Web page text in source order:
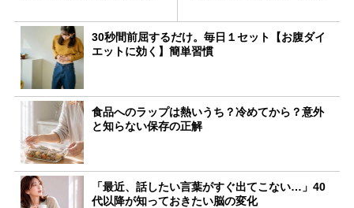
30秒間前屈するだけ。毎日１セット【お腹ダイ
エットに効く】簡単習慣
食品へのラップは熱いうち？冷めてから？意外
と知らない保存の正解
「最近、話したい言葉がすぐ出てこない…」40
代以降が知っておきたい脳の変化